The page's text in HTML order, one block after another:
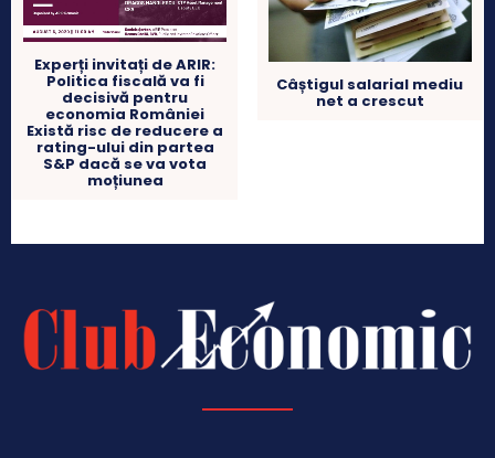
Experți invitați de ARIR:
Politica fiscală va fi
decisivă pentru
economia României
Există risc de reducere a
rating-ului din partea
S&P dacă se va vota
moțiunea
Câștigul salarial mediu
net a crescut